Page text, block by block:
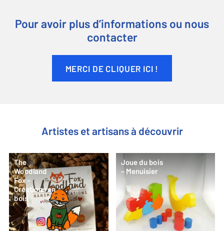
Pour avoir plus d’informations ou nous
contacter
MERCI DE CLIQUER ICI !
Artistes et artisans à découvrir
The
Woodland
Fox –
Créations en
bois
Joue du bois
– Menuisier